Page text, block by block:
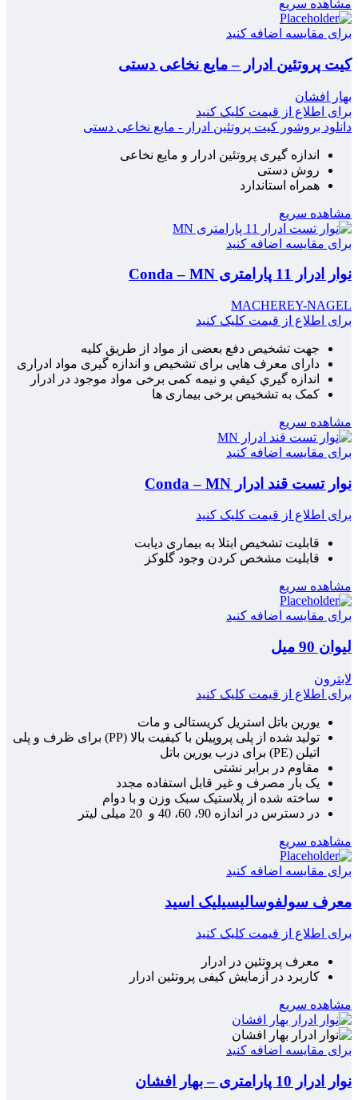
مشاهده سریع
برای مقایسه اضافه کنید
کیت پروتئین ادرار – مایع نخاعی دستی
بهار افشان
برای اطلاع از قیمت کلیک کنید
دانلود بروشور کیت پروتئین ادرار - مایع نخاعی دستی
اندازه گیری پروتئین ادرار و مایع نخاعی
روش دستی
همراه استاندارد
مشاهده سریع
برای مقایسه اضافه کنید
نوار ادرار 11 پارامتری Conda – MN
MACHEREY-NAGEL
برای اطلاع از قیمت کلیک کنید
جهت تشخیص دفع بعضی از مواد از طریق کلیه
دارای معرف هایی برای تشخیص و اندازه گیری مواد ادراری
اندازه گيري كيفي و نيمه كمی برخی مواد موجود در ادرار
کمک به تشخیص برخی بیماری ها
مشاهده سریع
برای مقایسه اضافه کنید
نوار تست قند ادرار Conda – MN
برای اطلاع از قیمت کلیک کنید
قابلیت تشخیص ابتلا به بیماری دیابت
قابلیت مشخص کردن وجود گلوکز
مشاهده سریع
برای مقایسه اضافه کنید
لیوان 90 میل
لابترون
برای اطلاع از قیمت کلیک کنید
یورین باتل استریل کریستالی و مات
تولید شده از پلی پروپیلن با کیفیت بالا (PP) برای ظرف و پلی
اتیلن (PE) برای درب یورین باتل
مقاوم در برابر نشتی
یک بار مصرف و غیر قابل استفاده مجدد
ساخته شده از پلاستیک سبک وزن و با دوام
در دسترس در اندازه 90، 60، 40 و 20 میلی لیتر
مشاهده سریع
برای مقایسه اضافه کنید
معرف سولفوسالیسیلیک اسید
برای اطلاع از قیمت کلیک کنید
معرف پروتئین در ادرار
کاربرد در آزمایش کیفی پروتئین ادرار
مشاهده سریع
برای مقایسه اضافه کنید
نوار ادرار 10 پارامتری – بهار افشان